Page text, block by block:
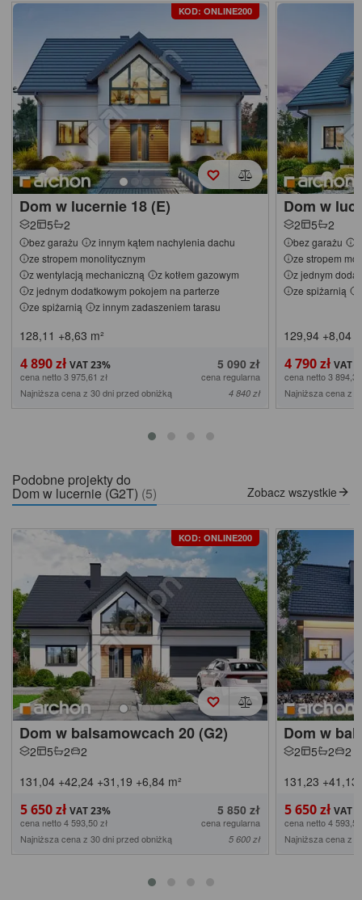
KOD: ONLINE200
Dom w lucernie 18 (E)
2 5 2
bez garażu
z innym kątem nachylenia dachu
ze stropem monolitycznym
z wentylacją mechaniczną
z kotłem gazowym
z jednym dodatkowym pokojem na parterze
ze spiżarnią
z innym zadaszeniem tarasu
128,11 +8,63 m²
4 890 zł 5 090 zł
cena netto 3 975,61 zł
cena regularna
Najniższa cena z 30 dni przed obniżką
4 840 zł
Dom w
2 5 2
bez garażu
ze stropem
z jednym
ze spiżarnią
129,94 +8,04
4 790 zł
cena netto 3
Najniższa cena z
Podobne projekty do
Dom w lucernie (G2T) (5) Zobacz wszystkie
KOD: ONLINE200
Dom w balsamowcach 20 (G2)
2 5 2
2
131,04 +42,24 +31,19 +6,84 m²
5 650 zł 5 850 zł
cena netto 4 593,50 zł
cena regularna
Najniższa cena z 30 dni przed obniżką
5 600 zł
Dom w
2 5 2
2
131,23 +41,13
5 650 zł
cena netto 4
Najniższa cena z